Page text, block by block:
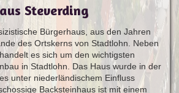
Steverding
Bürgerhaus, aus den Jahren
des Ortskerns von Stadtlohn. Neben
es sich um den wichtigsten
in Stadtlohn. Das Haus wurde in der
unter niederländischem Einfluss
Backsteinhaus ist mit einem